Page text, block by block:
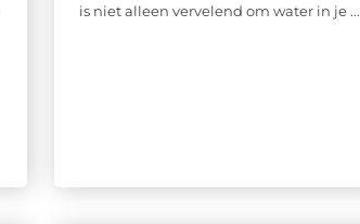
is niet alleen vervelend om water in je ...